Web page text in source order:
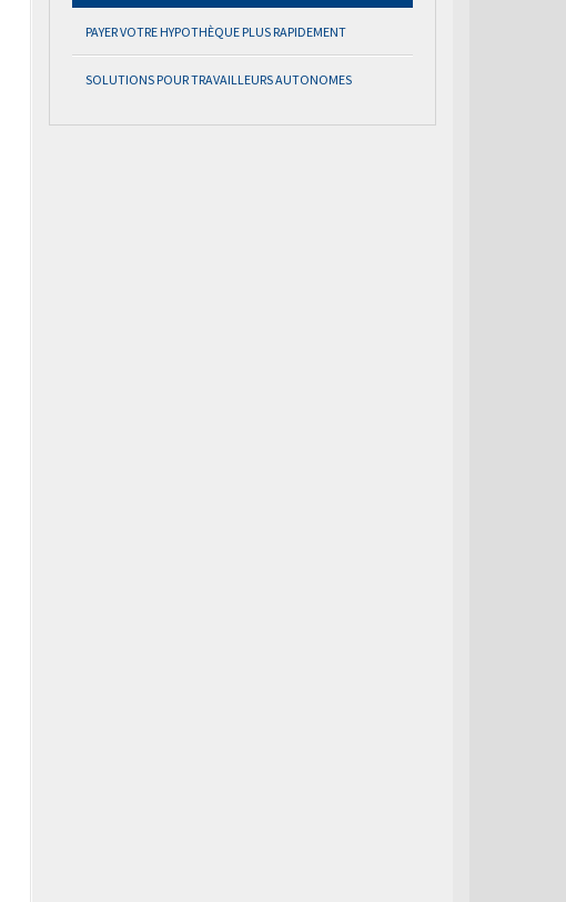
PAYER VOTRE HYPOTHÈQUE PLUS RAPIDEMENT
SOLUTIONS POUR TRAVAILLEURS AUTONOMES